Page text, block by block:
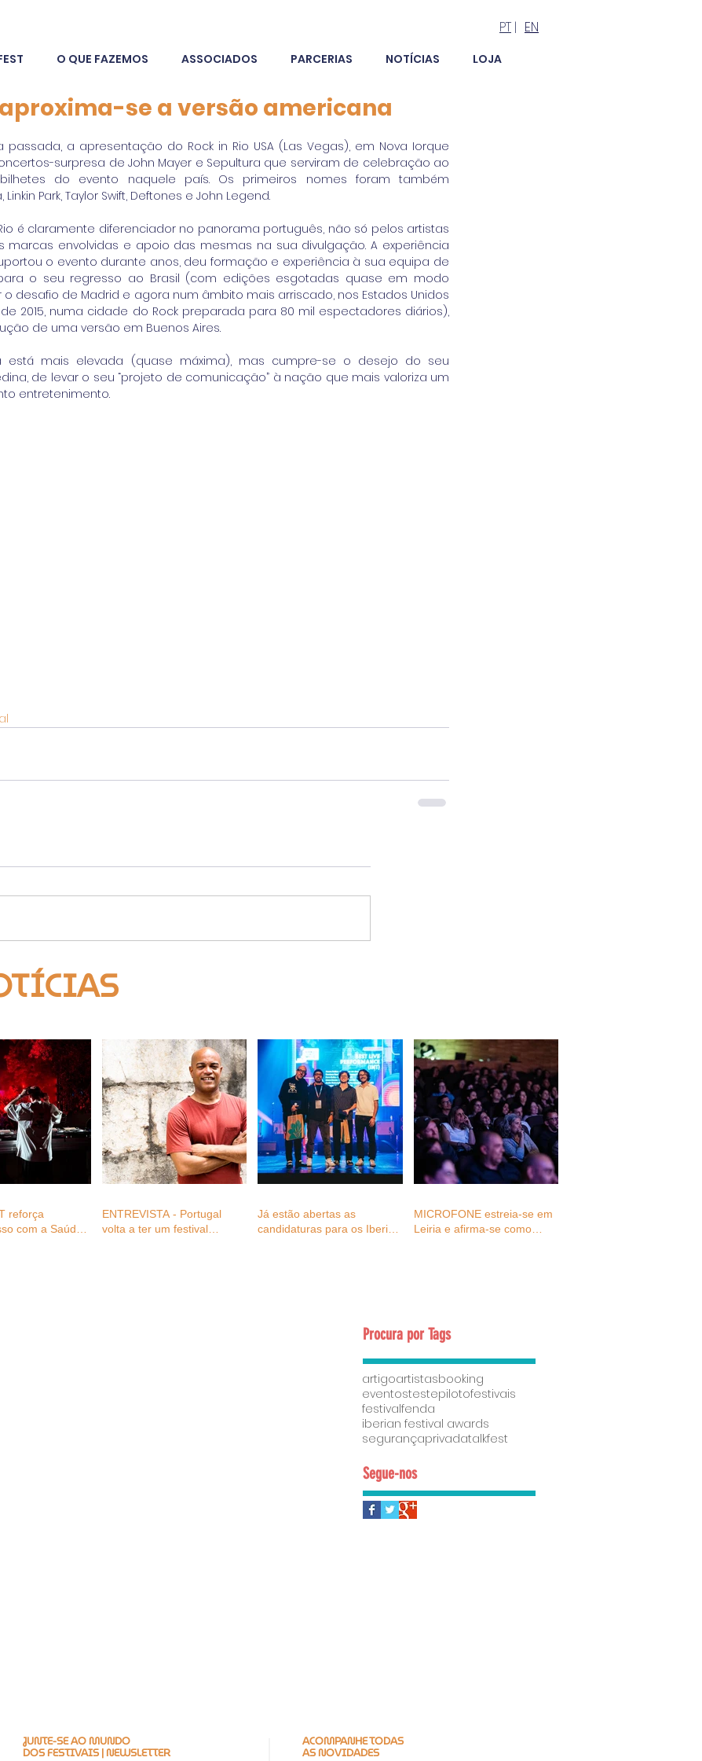
PT | EN
O QUE FAZEMOS ASSOCIADOS PARCERIAS NOTÍCIAS LOJA
aproxima-se a versão americana
a apresentação do Rock in Rio USA (Las Vegas), em Nova Iorque
surpresa de John Mayer e Sepultura que serviram de celebração ao
do evento naquele país. Os primeiros nomes foram também
Park, Taylor Swift, Deftones e John Legend.
é claramente diferenciador no panorama português, não só pelos artistas
marcas envolvidas e apoio das mesmas na sua divulgação. A experiência
o evento durante anos, deu formação e experiência à sua equipa de
o seu regresso ao Brasil (com edições esgotadas quase em modo
desafio de Madrid e agora num âmbito mais arriscado, nos Estados Unidos
2015, numa cidade do Rock preparada para 80 mil espectadores diários),
de uma versão em Buenos Aires.
está mais elevada (quase máxima), mas cumpre-se o desejo do seu
de levar o seu “projeto de comunicação” à nação que mais valoriza um
entretenimento.
reforça
com a Saúde
ENTREVISTA - Portugal
volta a ter um festival
Já estão abertas as
candidaturas para os Iberian
MICROFONE estreia-se em
Leiria e afirma-se como
Procura por Tags
artigoartistasbooking
eventostestepilotofestivais
festivalfenda
iberian festival awards
segurançaprivadatalkfest
Segue-nos
JUNTE-SE AO MUNDO
DOS FESTIVAIS | NEWSLETTER
ACOMPANHE TODAS
AS NOVIDADES